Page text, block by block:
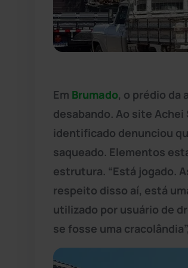
Em Brumado, o prédio da
desabando. Ao site
identificado denunciou
saqueado. Elementos
estrutura. “Está jogado.
respeito disso aí, está
utilizado por usuário de
se fosse uma